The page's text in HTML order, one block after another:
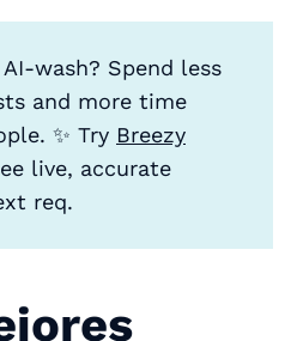
wash? Spend less
and more time
✨ Try Breezy
live, accurate
req.